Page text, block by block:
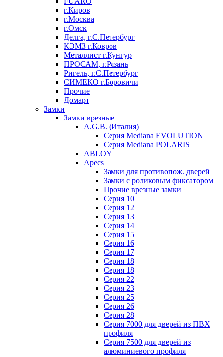
г.Киров
г.Москва
г.Омск
Делга, г.С.Петербург
КЭМЗ г.Ковров
Металлист г.Кунгур
ПРОСАМ, г.Рязань
Ригель, г.С.Петербург
СИМЕКО г.Боровичи
Прочие
Домарт
Замки
Замки врезные
A.G.B. (Италия)
Серия Mediana EVOLUTION
Серия Mediana POLARIS
ABLOY
Apecs
Замки для противопож. дверей
Замки с роликовым фиксатором
Прочие врезные замки
Серия 10
Серия 12
Серия 13
Серия 14
Серия 15
Серия 16
Серия 17
Серия 18
Серия 18
Серия 22
Серия 23
Серия 25
Серия 26
Серия 28
Серия 7000 для дверей из ПВХ
профиля
Серия 7500 для дверей из
алюминиевого профиля